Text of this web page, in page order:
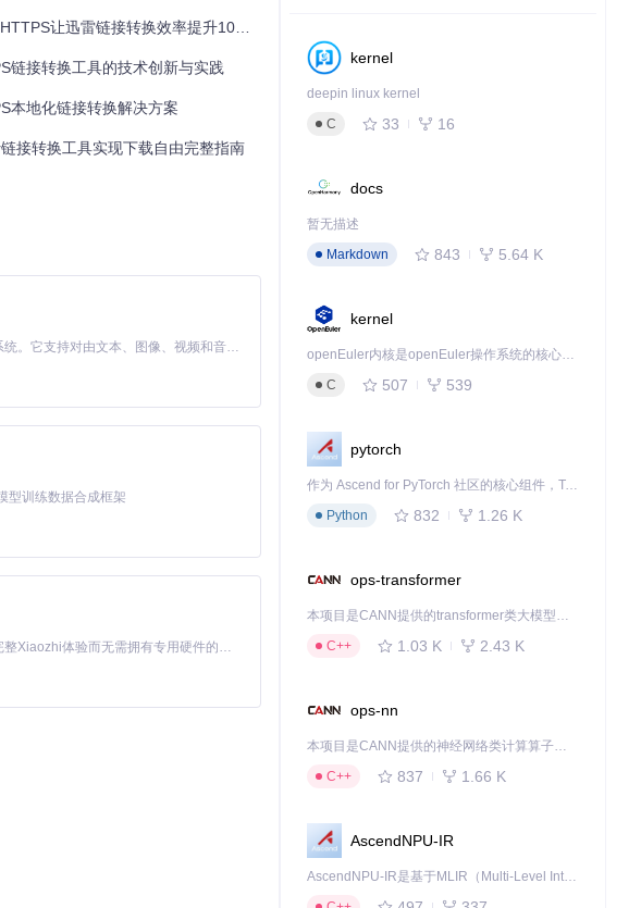
HTTPS会先将这个"特殊形状"展
够被所有下载工具识别。整个过程在
效，却能解决实际问题。
让迅雷链接转换效率提升100%
链接转换工具的技术创新与实践
本地化链接转换解决方案
接转换工具实现下载自由完整指南
MiniMax H3 是一个通用的全模态生成系统。它支持对由文本、图像、视频和音频组成的多模态上下文进行统一理解，并能生成分辨率高达 2K、时长可达 15 秒的带原生立体声音频的视频。得益于面向任务泛化的系统设计，H3 在预训练阶段就已具备广泛的多模态上下文理解与生成能力，能够出色地执行复杂的多模态指令。
型训练数据合成框架
基于Python的Xiaozhi AI，适用于想要完整Xiaozhi体验而无需拥有专用硬件的用户。
kernel
deepin linux kernel
C
33 16
docs
暂无描述
Markdown
843 5.64 K
kernel
openEuler内核是openEuler操作系统的核心，既是系统性能与稳定性的基石，也是连接处理器、设备与服务的桥梁。
C
507 539
pytorch
作为 Ascend for PyTorch 社区的核心组件，TorchNPU 是昇腾专为 PyTorch 打造的深度学习适配插件，使 PyTorch 框架能够直接调用昇腾 NPU，为开发者提供昇腾 AI 处理器的超强算力。
Python
832 1.26 K
ops-transformer
本项目是CANN提供的transformer类大模型算子库，实现网络在NPU上加速计算。
C++
1.03 K 2.43 K
ops-nn
本项目是CANN提供的神经网络类计算算子库，实现网络在NPU上加速计算。
C++
837 1.66 K
AscendNPU-IR
AscendNPU-IR是基于MLIR（Multi-Level Intermediate Representation）构建的，面向昇腾亲和算子编译时使用的中间表示，提供昇腾完备表达能力，通过编译优化提升昇腾AI处理器计算效率，支持通过生态框架使能昇腾AI处理器与深度调优